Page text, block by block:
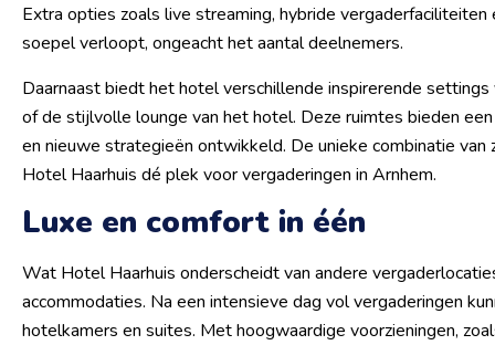
Extra opties zoals live streaming, hybride
soepel verloopt, ongeacht het aantal deelnemers.
Daarnaast biedt het hotel verschillende inspirerende
of de stijlvolle lounge van het hotel. Deze ruimtes bieden
en nieuwe strategieën ontwikkeld. De unieke combinatie
Hotel Haarhuis dé plek voor vergaderingen in Arnhem.
Luxe en comfort in één
Wat Hotel Haarhuis onderscheidt van andere
accommodaties. Na een intensieve dag vol vergaderingen
hotelkamers en suites. Met hoogwaardige voorzieningen,